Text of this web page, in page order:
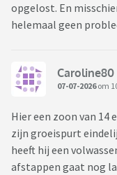
opgelost. En
helemaal geen
Caroline80
07-07-2026om
Hier een zoon van 14
zijn groeispurt
heeft hij een
afstappen gaat nog